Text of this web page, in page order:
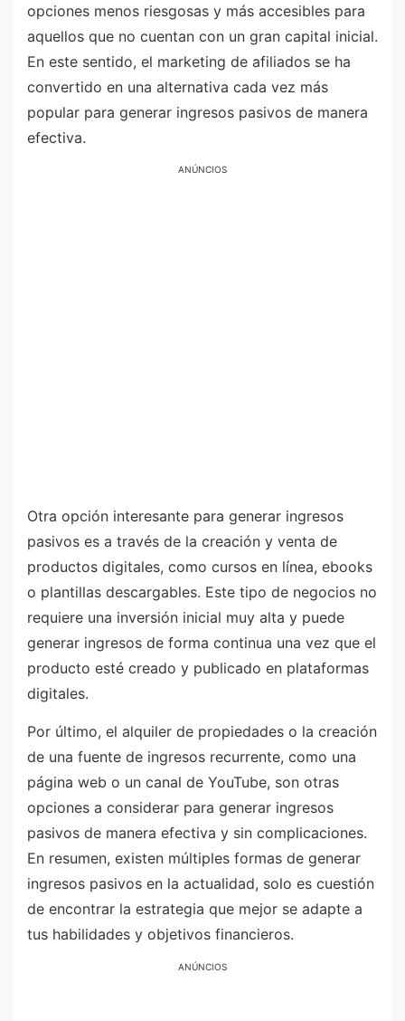
opciones menos riesgosas y más accesibles para
aquellos que no cuentan con un gran capital inicial.
En este sentido, el marketing de afiliados se ha
convertido en una alternativa cada vez más
popular para generar ingresos pasivos de manera
efectiva.
ANÚNCIOS
Otra opción interesante para generar ingresos
pasivos es a través de la creación y venta de
productos digitales, como cursos en línea, ebooks
o plantillas descargables. Este tipo de negocios no
requiere una inversión inicial muy alta y puede
generar ingresos de forma continua una vez que el
producto esté creado y publicado en plataformas
digitales.
Por último, el alquiler de propiedades o la creación
de una fuente de ingresos recurrente, como una
página web o un canal de YouTube, son otras
opciones a considerar para generar ingresos
pasivos de manera efectiva y sin complicaciones.
En resumen, existen múltiples formas de generar
ingresos pasivos en la actualidad, solo es cuestión
de encontrar la estrategia que mejor se adapte a
tus habilidades y objetivos financieros.
ANÚNCIOS